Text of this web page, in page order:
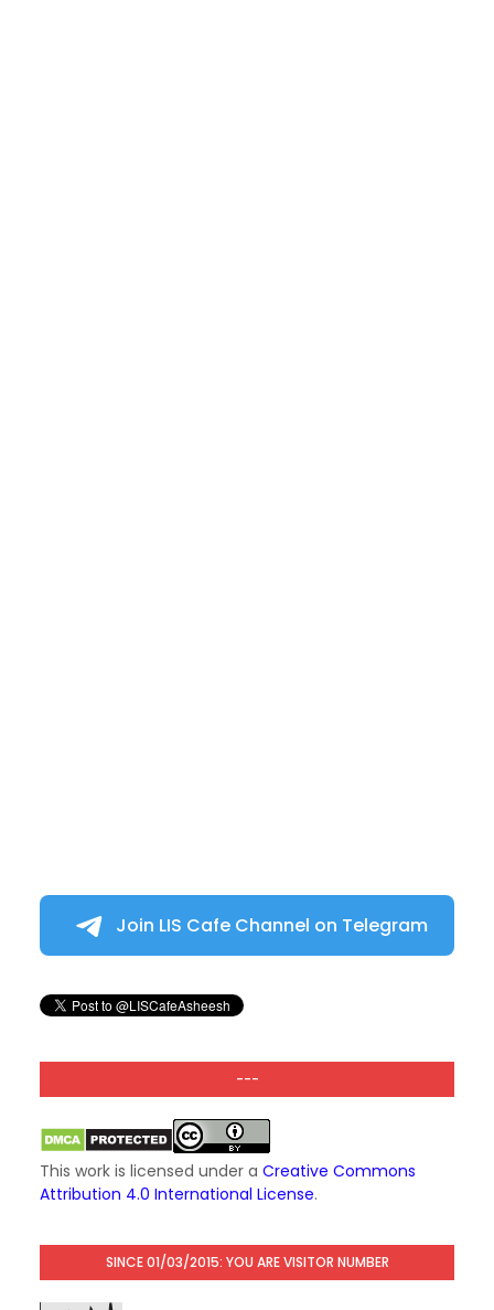
Join LIS Cafe Channel on Telegram
---
This work is licensed under a Creative Commons
Attribution 4.0 International License.
SINCE 01/03/2015: YOU ARE VISITOR NUMBER